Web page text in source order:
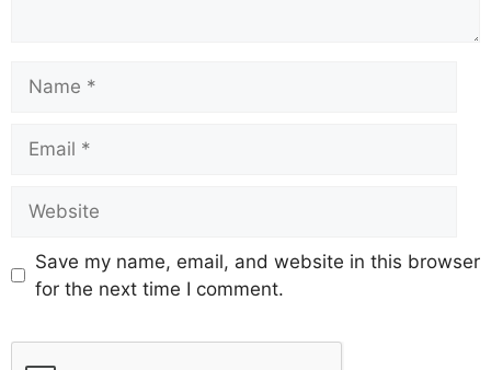
Save my name, email, and website in this browser
for the next time I comment.